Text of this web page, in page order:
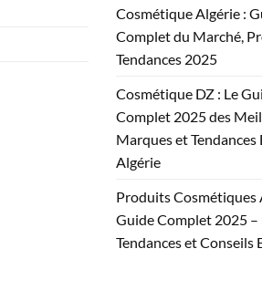
Cosmétique Algérie :
Complet du Marché,
Tendances 2025
Cosmétique DZ : Le
Complet 2025 des
Marques et Tendances
Algérie
Produits Cosmétiques
Guide Complet 2025 –
Tendances et Conseils